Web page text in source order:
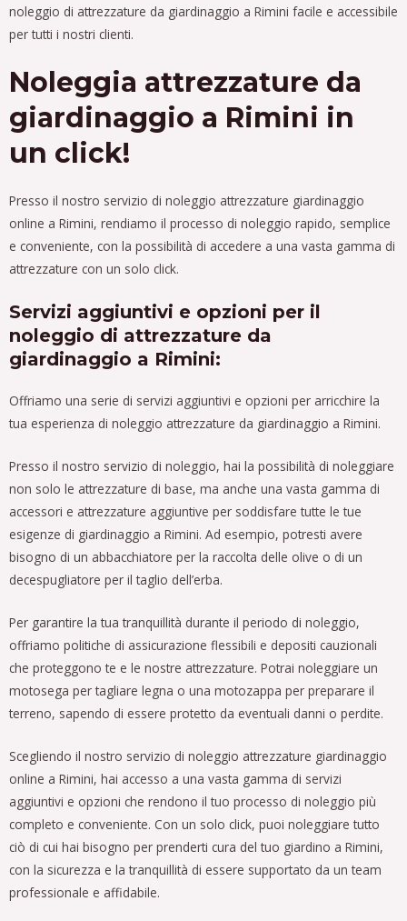
noleggio di attrezzature da giardinaggio a Rimini facile e accessibile
per tutti i nostri clienti.
Noleggia attrezzature da
giardinaggio a Rimini in
un click!
Presso il nostro servizio di noleggio attrezzature giardinaggio
online a Rimini, rendiamo il processo di noleggio rapido, semplice
e conveniente, con la possibilità di accedere a una vasta gamma di
attrezzature con un solo click.
Servizi aggiuntivi e opzioni per il
noleggio di attrezzature da
giardinaggio a Rimini:
Offriamo una serie di servizi aggiuntivi e opzioni per arricchire la
tua esperienza di noleggio attrezzature da giardinaggio a Rimini.
Presso il nostro servizio di noleggio, hai la possibilità di noleggiare
non solo le attrezzature di base, ma anche una vasta gamma di
accessori e attrezzature aggiuntive per soddisfare tutte le tue
esigenze di giardinaggio a Rimini. Ad esempio, potresti avere
bisogno di un abbacchiatore per la raccolta delle olive o di un
decespugliatore per il taglio dell’erba.
Per garantire la tua tranquillità durante il periodo di noleggio,
offriamo politiche di assicurazione flessibili e depositi cauzionali
che proteggono te e le nostre attrezzature. Potrai noleggiare un
motosega per tagliare legna o una motozappa per preparare il
terreno, sapendo di essere protetto da eventuali danni o perdite.
Scegliendo il nostro servizio di noleggio attrezzature giardinaggio
online a Rimini, hai accesso a una vasta gamma di servizi
aggiuntivi e opzioni che rendono il tuo processo di noleggio più
completo e conveniente. Con un solo click, puoi noleggiare tutto
ciò di cui hai bisogno per prenderti cura del tuo giardino a Rimini,
con la sicurezza e la tranquillità di essere supportato da un team
professionale e affidabile.